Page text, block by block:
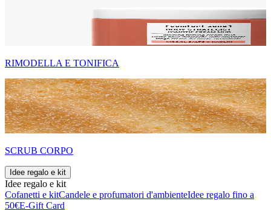
RIMODELLA E TONIFICA
SCRUB CORPO
Idee regalo e kit
Idee regalo e kit
Cofanetti e kitCandele e profumatori d'ambienteIdee regalo fino a
50€E-Gift Card